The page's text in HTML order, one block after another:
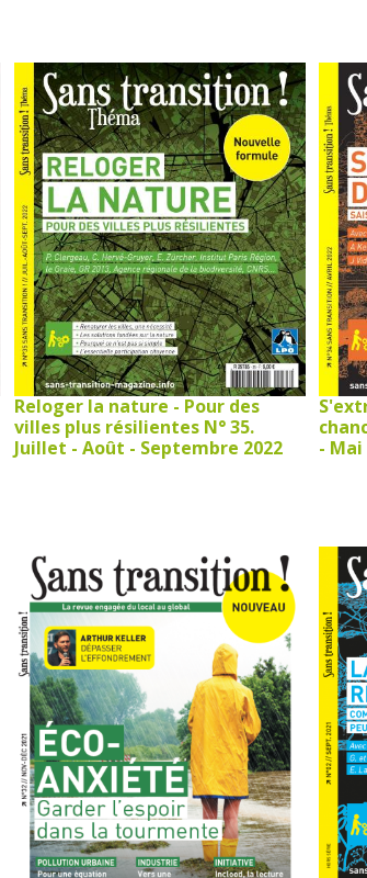
Reloger la nature - Pour des
villes plus résilientes N° 35.
Juillet - Août - Septembre 2022
- Mai